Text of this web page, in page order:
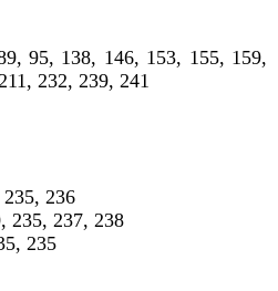
95, 138, 146, 153, 155, 159,
232, 239, 241
236
235, 237, 238
235